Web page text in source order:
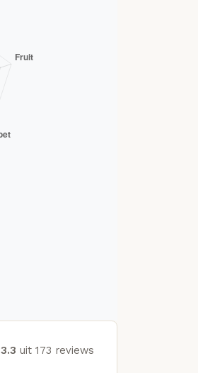
3.3 uit 173 reviews